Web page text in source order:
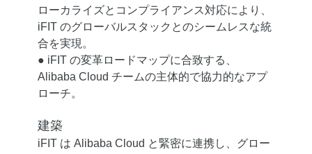
ローカライズとコンプライアンス対応により、
iFIT のグローバルスタックとのシームレスな統
合を実現。
● iFIT の変革ロードマップに合致する、
Alibaba Cloud チームの主体的で協力的なアプ
ローチ。
建築
iFIT は Alibaba Cloud と緊密に連携し、グロー